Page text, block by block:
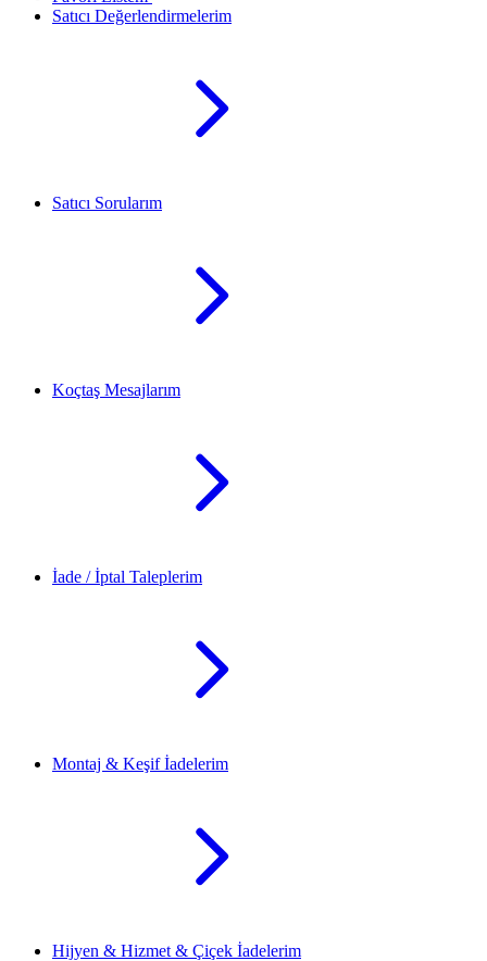
Satıcı Değerlendirmelerim
Satıcı Sorularım
Koçtaş Mesajlarım
İade / İptal Taleplerim
Montaj & Keşif İadelerim
Hijyen & Hizmet & Çiçek İadelerim